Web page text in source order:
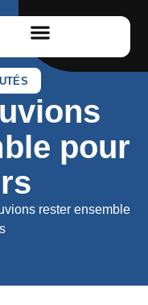
pour
rester ensemble